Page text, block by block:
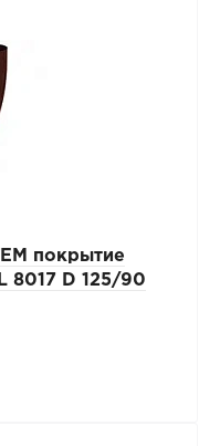
покрытие
8017 D 125/90